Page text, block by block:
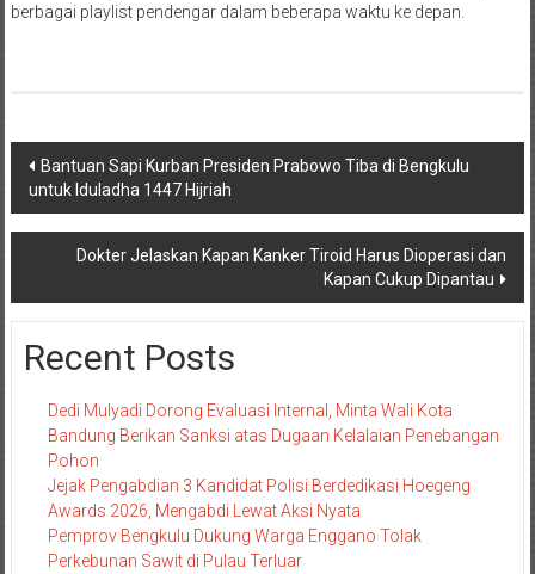
berbagai playlist pendengar dalam beberapa waktu ke depan.
Navigasi
pos
Bantuan Sapi Kurban Presiden Prabowo Tiba di Bengkulu
untuk Iduladha 1447 Hijriah
Dokter Jelaskan Kapan Kanker Tiroid Harus Dioperasi dan
Kapan Cukup Dipantau
Recent Posts
Dedi Mulyadi Dorong Evaluasi Internal, Minta Wali Kota
Bandung Berikan Sanksi atas Dugaan Kelalaian Penebangan
Pohon
Jejak Pengabdian 3 Kandidat Polisi Berdedikasi Hoegeng
Awards 2026, Mengabdi Lewat Aksi Nyata
Pemprov Bengkulu Dukung Warga Enggano Tolak
Perkebunan Sawit di Pulau Terluar